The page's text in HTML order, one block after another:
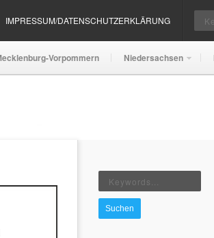
IMPRESSUM/DATENSCHUTZERKLÄRUNG
Vorpommern Niedersachsen
Suchen